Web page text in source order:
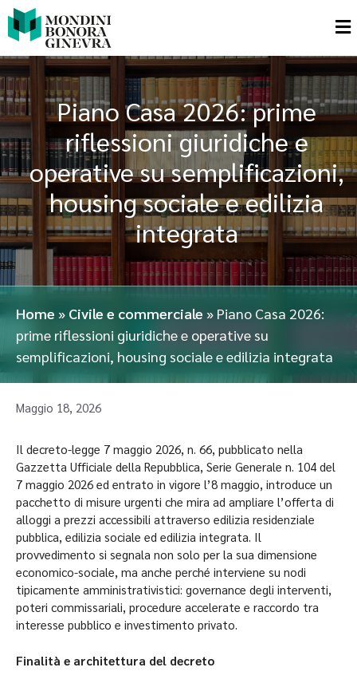
Piano Casa 2026: prime
riflessioni giuridiche e
operative su semplificazioni,
housing sociale e edilizia
integrata
Home » Civile e commerciale » Piano Casa 2026:
prime riflessioni giuridiche e operative su
semplificazioni, housing sociale e edilizia integrata
Maggio 18, 2026
Il decreto-legge 7 maggio 2026, n. 66, pubblicato nella
Gazzetta Ufficiale della Repubblica, Serie Generale n. 104 del
7 maggio 2026 ed entrato in vigore l’8 maggio, introduce un
pacchetto di misure urgenti che mira ad ampliare l’offerta di
alloggi a prezzi accessibili attraverso edilizia residenziale
pubblica, edilizia sociale ed edilizia integrata. Il
provvedimento si segnala non solo per la sua dimensione
economico-sociale, ma anche perché interviene su nodi
tipicamente amministrativistici: governance degli interventi,
poteri commissariali, procedure accelerate e raccordo tra
interesse pubblico e investimento privato.
Finalità e architettura del decreto